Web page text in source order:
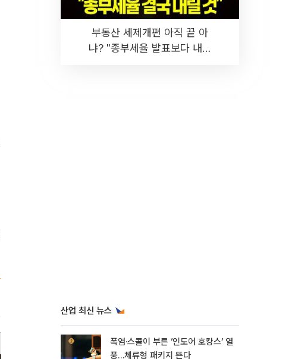
부동산 세제개편 아직 끝 아
냐? "종부세율 발표보다 내릴
산업 최신 뉴스
폭염·스콜이 부른 ‘인도어 호캉스’ 열
풍…체류형 패키지 뜬다